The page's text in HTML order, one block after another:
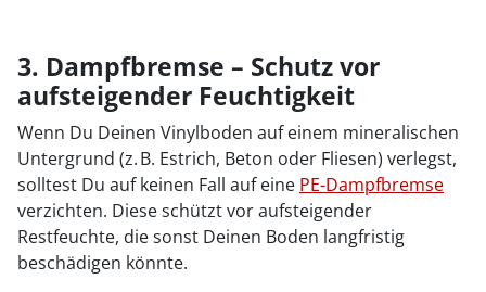
3. Dampfbremse – Schutz vor
aufsteigender Feuchtigkeit
Wenn Du Deinen Vinylboden auf einem mineralischen
Untergrund (z. B. Estrich, Beton oder Fliesen) verlegst,
solltest Du auf keinen Fall auf eine PE-Dampfbremse
verzichten. Diese schützt vor aufsteigender
Restfeuchte, die sonst Deinen Boden langfristig
beschädigen könnte.